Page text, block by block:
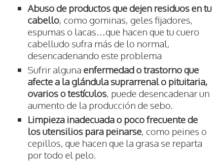
Abuso de productos que dejen residuos en tu
cabello, como gominas, geles fijadores,
espumas o lacas…que hacen que tu cuero
cabelludo sufra más de lo normal,
desencadenando este problema
Sufrir alguna enfermedad o trastorno que
afecte a la glándula suprarrenal o pituitaria,
ovarios o testículos, puede desencadenar un
aumento de la producción de sebo.
Limpieza inadecuada o poco frecuente de
los utensilios para peinarse, como peines o
cepillos, que hacen que la grasa se reparta
por todo el pelo.